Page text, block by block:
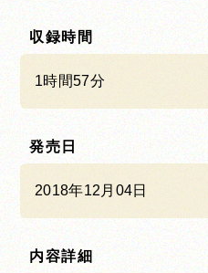
収録時間
1時間57分
発売日
2018年12月04日
内容詳細